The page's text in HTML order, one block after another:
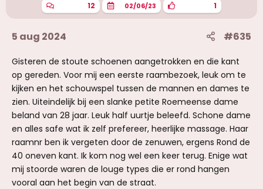
12 02/06/23 1
5 aug 2024 #635
Gisteren de stoute schoenen aangetrokken en die kant
op gereden. Voor mij een eerste raambezoek, leuk om te
kijken en het schouwspel tussen de mannen en dames te
zien. Uiteindelijk bij een slanke petite Roemeense dame
beland van 28 jaar. Leuk half uurtje beleefd. Schone dame
en alles safe wat ik zelf prefereer, heerlijke massage. Haar
raamnr ben ik vergeten door de zenuwen, ergens Rond de
40 oneven kant. Ik kom nog wel een keer terug. Enige wat
mij stoorde waren de louge types die er rond hangen
vooral aan het begin van de straat.